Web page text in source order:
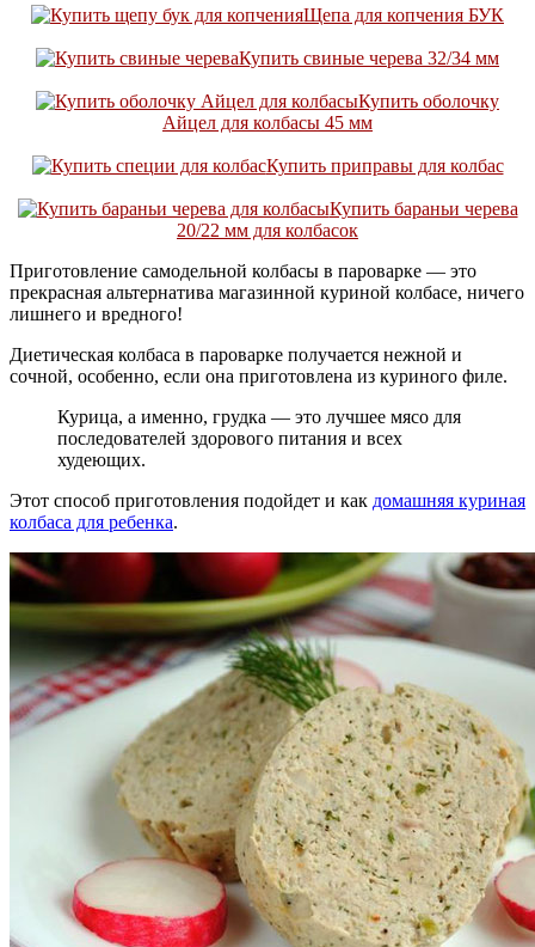
Щепа для копчения БУК
Купить свиные черева 32/34 мм
Купить оболочку
Айцел для колбасы 45 мм
Купить приправы для колбас
Купить бараньи черева
20/22 мм для колбасок
Приготовление самодельной колбасы в пароварке — это
прекрасная альтернатива магазинной куриной колбасе, ничего
лишнего и вредного!
Диетическая колбаса в пароварке получается нежной и
сочной, особенно, если она приготовлена из куриного филе.
Курица, а именно, грудка — это лучшее мясо для
последователей здорового питания и всех
худеющих.
Этот способ приготовления подойдет и как домашняя куриная
колбаса для ребенка.